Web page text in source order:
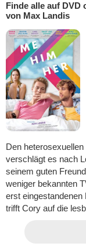
Finde alle auf DVD
von Max Landis
Den
verschlägt es nach
seinem guten
weniger bekannten
erst
trifft Cory auf die